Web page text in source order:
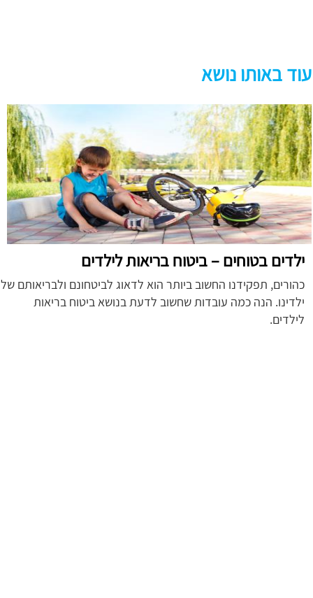
עוד באותו נושא
ילדים בטוחים – ביטוח בריאות לילדים
כהורים, תפקידנו החשוב ביותר הוא לדאוג לביטחונם ולבריאותם של
ילדינו. הנה כמה עובדות שחשוב לדעת בנושא ביטוח בריאות
לילדים.